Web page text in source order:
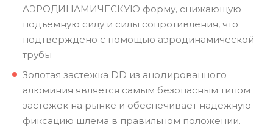
АЭРОДИНАМИЧЕСКУЮ форму, снижающую
подъемную силу и силы сопротивления, что
подтверждено с помощью аэродинамической
трубы
Золотая застежка DD из анодированного
алюминия является самым безопасным типом
застежек на рынке и обеспечивает надежную
фиксацию шлема в правильном положении.